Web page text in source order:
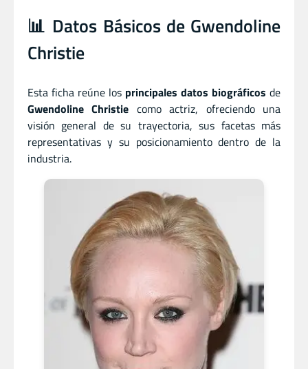
📊 Datos Básicos de Gwendoline
Christie
Esta ficha reúne los principales datos biográficos de
Gwendoline Christie como actriz, ofreciendo una
visión general de su trayectoria, sus facetas más
representativas y su posicionamiento dentro de la
industria.